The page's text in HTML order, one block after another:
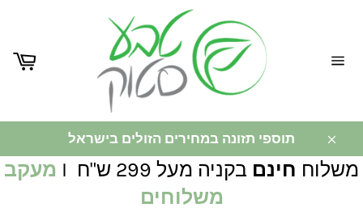
תוספי תזונה במחירים הזולים בישראל
משלוח חינם בקניה מעל 299 ש"ח I
מעקב
משלוחים